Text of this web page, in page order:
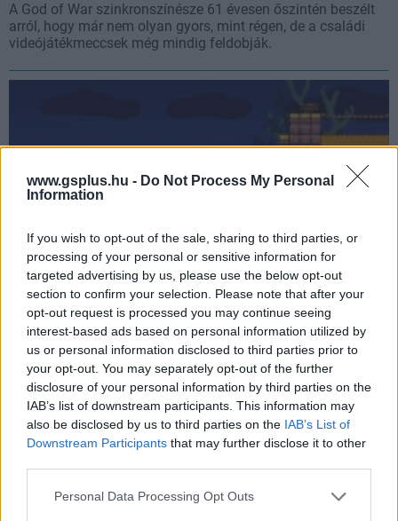
www.gsplus.hu - Do Not Process My Personal
Information
If you wish to opt-out of the sale, sharing to third parties, or
processing of your personal or sensitive information for
targeted advertising by us, please use the below opt-out
section to confirm your selection. Please note that after your
opt-out request is processed you may continue seeing
interest-based ads based on personal information utilized by
us or personal information disclosed to third parties prior to
your opt-out. You may separately opt-out of the further
disclosure of your personal information by third parties on the
IAB’s list of downstream participants. This information may
also be disclosed by us to third parties on the IAB’s List of
Downstream Participants that may further disclose it to other
Please note that this website/app uses one or more Google
Personal Data Processing Opt Outs
A God of War szinkronszínésze 61 évesen őszintén beszélt
arról, hogy már nem olyan gyors, mint régen, de a családi
videójátékmeccsek még mindig feldobják.
Halloweeni kiegészítővel tért vissza a magyar
platformer csoda
| 2025.10.26 13:05
Új sztori, új helyszín és egy új szinkronszínész csatlakozott a
cuki kis projekthez.